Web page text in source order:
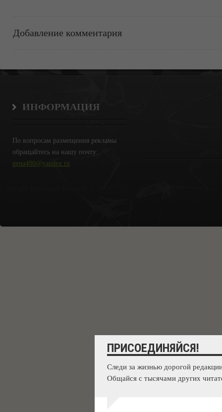
Добавление комментария
ИНФОРМАЦИЯ
По вопросам размещения рекламы
обращайтесь на нашу почту:
gena480@yandex.ru
ПРИСОЕДИНЯЙСЯ!
Следи за жизнью дорогой
Общайся с тысячами других